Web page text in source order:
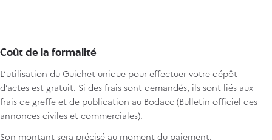
Coût de la formalité
L’utilisation du Guichet unique pour effectuer votre dépôt
d’actes est gratuit. Si des frais sont demandés, ils sont liés aux
frais de greffe et de publication au Bodacc (Bulletin officiel des
annonces civiles et commerciales).
Son montant sera précisé au moment du paiement.